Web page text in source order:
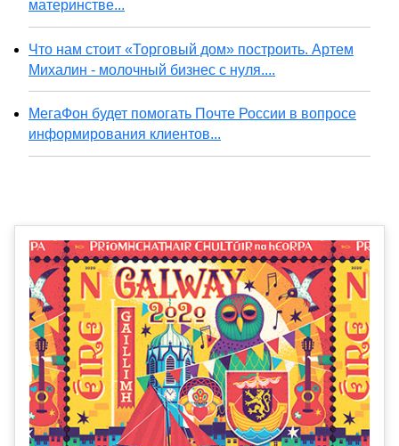
материнстве...
Что нам стоит «Торговый дом» построить. Артем
Михалин - молочный бизнес с нуля....
МегаФон будет помогать Почте России в вопросе
информирования клиентов...